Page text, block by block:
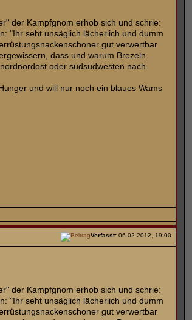
der Kampfgnom erhob sich und schrie:
"Ihr seht unsäglich lächerlich und dumm
gut verwertbar
dass und warum Brezeln
oder südsüdwesten nach
und will nur noch ein blaues Wams
Verfasst: 06.02.2012, 19:00
der Kampfgnom erhob sich und schrie:
"Ihr seht unsäglich lächerlich und dumm
gut verwertbar